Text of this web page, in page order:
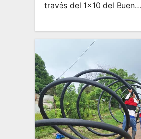
través del 1×10 del Buen…